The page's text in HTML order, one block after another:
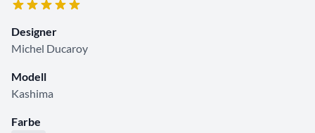
Designer
Michel Ducaroy
Modell
Kashima
Farbe